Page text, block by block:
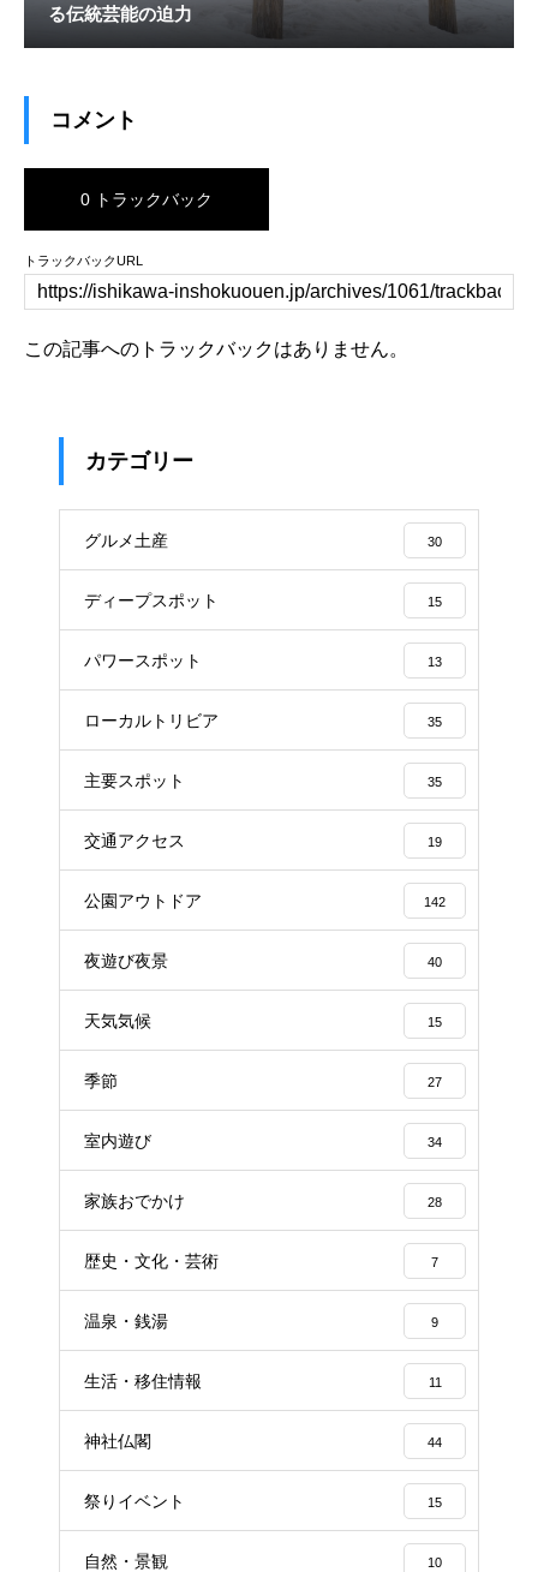
る伝統芸能の迫力
コメント
0 トラックバック
トラックバックURL
この記事へのトラックバックはありません。
カテゴリー
グルメ土産 30
ディープスポット 15
パワースポット 13
ローカルトリビア 35
主要スポット 35
交通アクセス 19
公園アウトドア 142
夜遊び夜景 40
天気気候 15
季節 27
室内遊び 34
家族おでかけ 28
歴史・文化・芸術 7
温泉・銭湯 9
生活・移住情報 11
神社仏閣 44
祭りイベント 15
自然・景観 10